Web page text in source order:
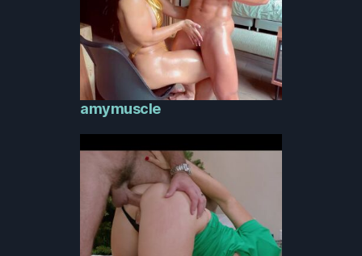
amymuscle